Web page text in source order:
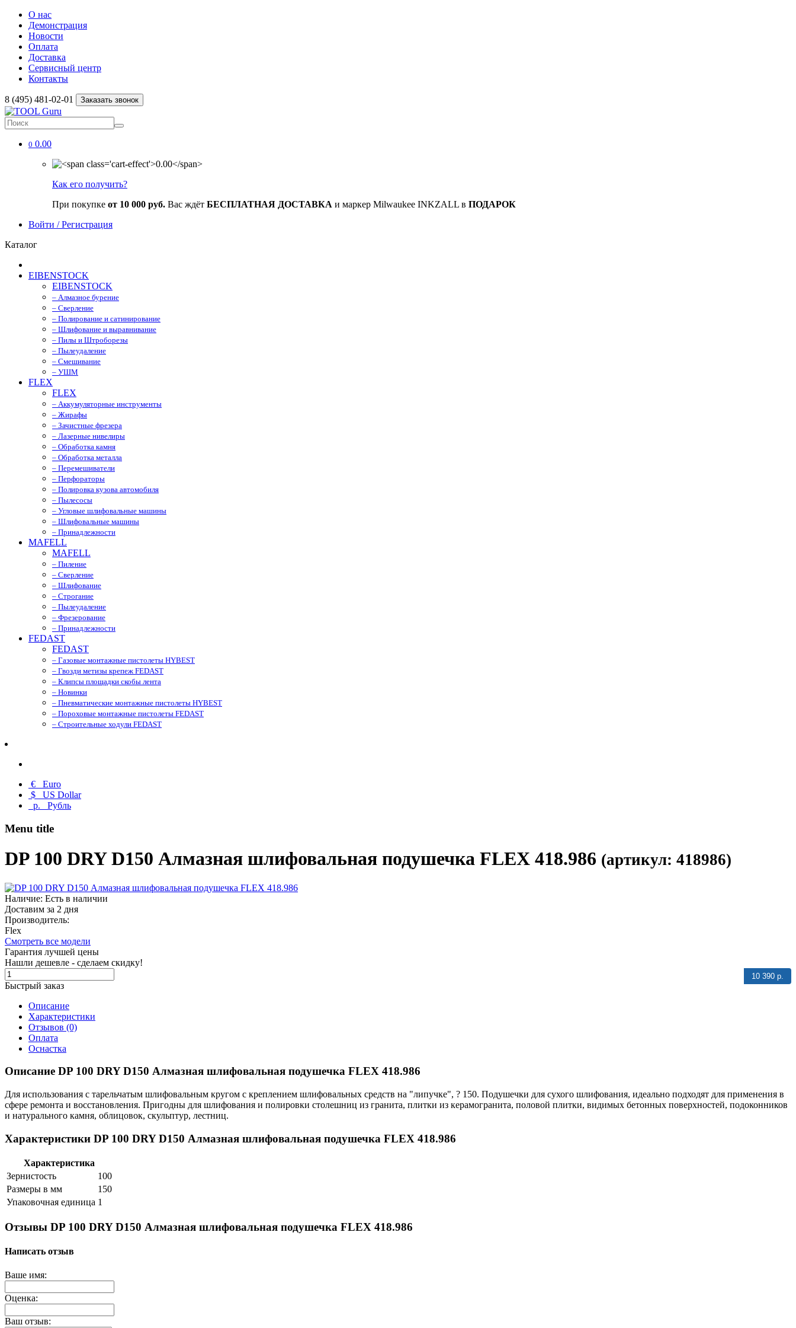
О нас
Демонстрация
Новости
Оплата
Доставка
Сервисный центр
Контакты
8 (495) 481-02-01 Заказать звонок
0 0.00
Как его получить?
При покупке от 10 000 руб. Вас ждёт БЕСПЛАТНАЯ ДОСТАВКА и маркер Milwaukee INKZALL в ПОДАРОК
Войти / Регистрация
Каталог
EIBENSTOCK
EIBENSTOCK
– Алмазное бурение
– Сверление
– Полирование и сатинирование
– Шлифование и выравнивание
– Пилы и Штроборезы
– Пылеудаление
– Смешивание
– УШМ
FLEX
FLEX
– Аккумуляторные инструменты
– Жирафы
– Зачистные фрезера
– Лазерные нивелиры
– Обработка камня
– Обработка металла
– Перемешиватели
– Перфораторы
– Полировка кузова автомобиля
– Пылесосы
– Угловые шлифовальные машины
– Шлифовальные машины
– Принадлежности
MAFELL
MAFELL
– Пиление
– Сверление
– Шлифование
– Строгание
– Пылеудаление
– Фрезерование
– Принадлежности
FEDAST
FEDAST
– Газовые монтажные пистолеты HYBEST
– Гвозди метизы крепеж FEDAST
– Клипсы площадки скобы лента
– Новинки
– Пневматические монтажные пистолеты HYBEST
– Пороховые монтажные пистолеты FEDAST
– Строительные ходули FEDAST
€ Euro
$ US Dollar
р. Рубль
Menu title
DP 100 DRY D150 Алмазная шлифовальная подушечка FLEX 418.986 (артикул: 418986)
Наличие: Есть в наличии
Доставим за 2 дня
Производитель:
Flex
Смотреть все модели
Гарантия лучшей цены
Нашли дешевле - сделаем скидку!
10 390 р.
Быстрый заказ
Описание
Характеристики
Отзывов (0)
Оплата
Оснастка
Описание DP 100 DRY D150 Алмазная шлифовальная подушечка FLEX 418.986
Для использования с тарельчатым шлифовальным кругом с креплением шлифовальных средств на "липучке", ? 150. Подушечки для сухого шлифования, идеально подходят для применения в
сфере ремонта и восстановления. Пригодны для шлифования и полировки столешниц из гранита, плитки из керамогранита, половой плитки, видимых бетонных поверхностей, подоконников
и натурального камня, облицовок, скульптур, лестниц.
Характеристики DP 100 DRY D150 Алмазная шлифовальная подушечка FLEX 418.986
Характеристика
Зернистость
100
Размеры в мм
150
Упаковочная единица 1
Отзывы DP 100 DRY D150 Алмазная шлифовальная подушечка FLEX 418.986
Написать отзыв
Ваше имя:
Оценка:
Ваш отзыв: